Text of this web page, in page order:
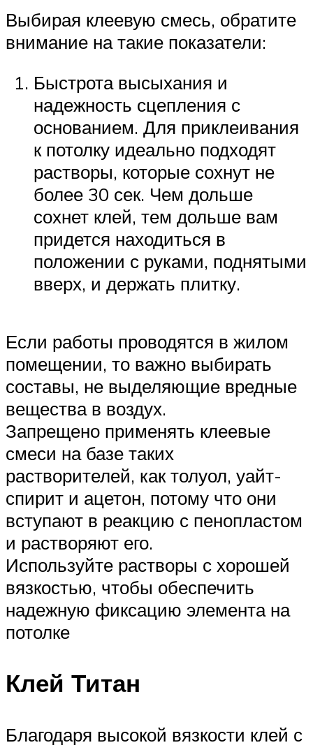
Выбирая клеевую смесь, обратите
внимание на такие показатели:
Быстрота высыхания и
надежность сцепления с
основанием. Для приклеивания
к потолку идеально подходят
растворы, которые сохнут не
более 30 сек. Чем дольше
сохнет клей, тем дольше вам
придется находиться в
положении с руками, поднятыми
вверх, и держать плитку.
Если работы проводятся в жилом
помещении, то важно выбирать
составы, не выделяющие вредные
вещества в воздух.
Запрещено применять клеевые
смеси на базе таких
растворителей, как толуол, уайт-
спирит и ацетон, потому что они
вступают в реакцию с пенопластом
и растворяют его.
Используйте растворы с хорошей
вязкостью, чтобы обеспечить
надежную фиксацию элемента на
потолке
Клей Титан
Благодаря высокой вязкости клей с